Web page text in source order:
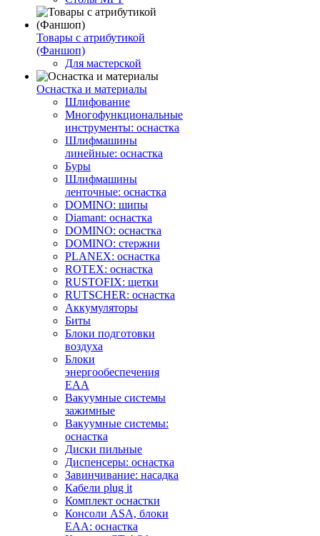
Товары с атрибутикой
(Фаншоп)
Для мастерской
Оснастка и материалы
Шлифование
Многофункциональные
инструменты: оснастка
Шлифмашины
линейные: оснастка
Буры
Шлифмашины
ленточные: оснастка
DOMINO: шипы
Diamant: оснастка
DOMINO: оснастка
DOMINO: стержни
PLANEX: оснастка
ROTEX: оснастка
RUSTOFIX: щетки
RUTSCHER: оснастка
Аккумуляторы
Биты
Блоки подготовки
воздуха
Блоки
энергообеспечения
EAA
Вакуумные системы
зажимные
Вакуумные системы:
оснастка
Диски пильные
Диспенсеры: оснастка
Завинчивание: насадка
Кабели plug it
Комплект оснастки
Консоли ASA, блоки
EAA: оснастка